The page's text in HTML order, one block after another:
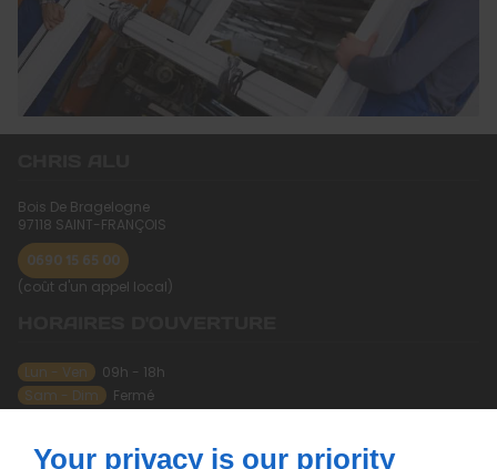
Bois De Bragelogne
97118 SAINT-FRANÇOIS
0690 15 65 00
(coût d'un appel local)
Lun - Ven
09h - 18h
Sam - Dim
Fermé
Your privacy is our priority